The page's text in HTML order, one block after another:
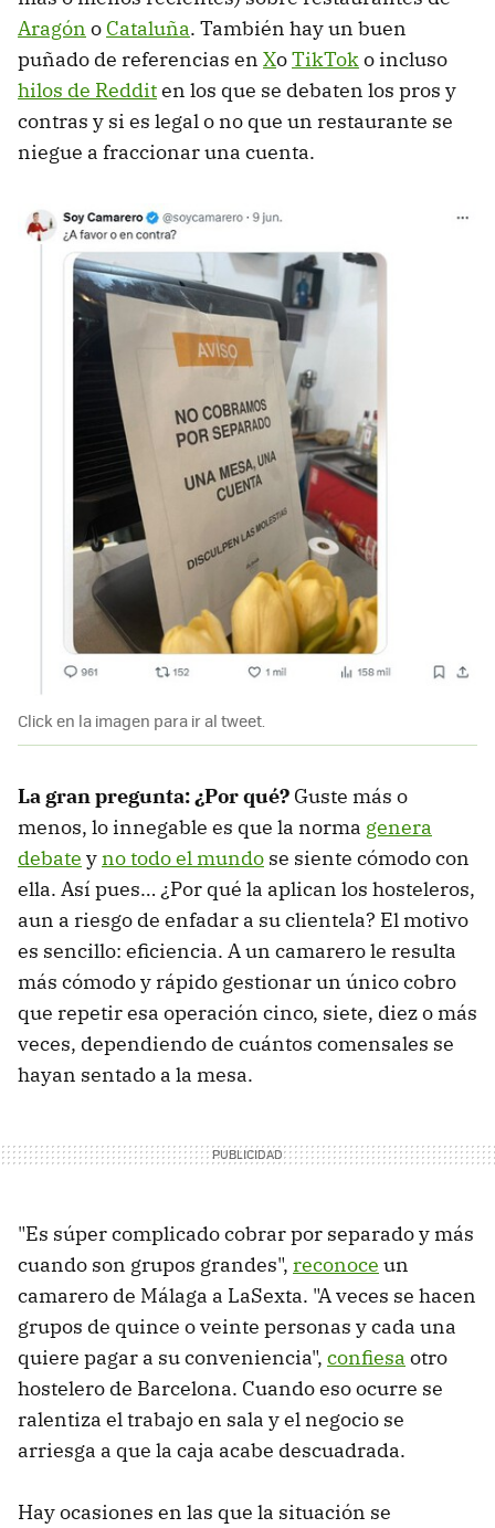
Aragón o Cataluña. También hay un buen
puñado de referencias en XoTikToko incluso
hilos de Redditen los que se debaten los pros y
contras y si es legal o no que un restaurante se
niegue a fraccionar una cuenta.
Click en la imagen para ir al tweet.
La gran pregunta: ¿Por qué? Guste más o
menos, lo innegable es que la norma genera
debate yno todo el mundo se siente cómodo con
ella. Así pues… ¿Por qué la aplican los hosteleros,
aun a riesgo de enfadar a su clientela? El motivo
es sencillo: eficiencia. A un camarero le resulta
más cómodo y rápido gestionar un único cobro
que repetir esa operación cinco, siete, diez o más
veces, dependiendo de cuántos comensales se
hayan sentado a la mesa.
"Es súper complicado cobrar por separado y más
cuando son grupos grandes", reconoce un
camarero de Málaga a LaSexta. "A veces se hacen
grupos de quince o veinte personas y cada una
quiere pagar a su conveniencia", confiesa otro
hostelero de Barcelona. Cuando eso ocurre se
ralentiza el trabajo en sala y el negocio se
arriesga a que la caja acabe descuadrada.
Hay ocasiones en las que la situación se